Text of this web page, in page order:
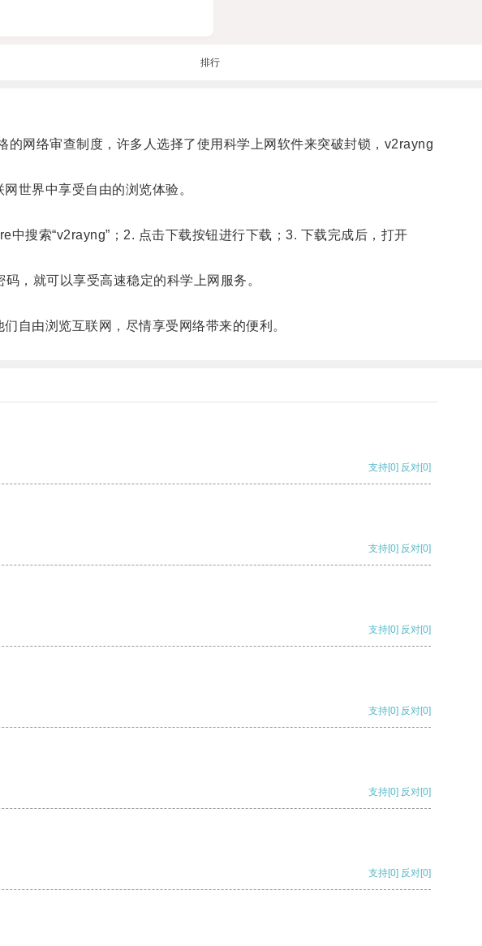
排行
网络审查制度，许多人选择了使用科学上网软件来突破封锁，v2rayng
世界中享受自由的浏览体验。
搜索“v2rayng”；2. 点击下载按钮进行下载；3. 下载完成后，打开
，就可以享受高速稳定的科学上网服务。
由浏览互联网，尽情享受网络带来的便利。
支持[0] 反对[0]
支持[0] 反对[0]
支持[0] 反对[0]
支持[0] 反对[0]
支持[0] 反对[0]
支持[0] 反对[0]